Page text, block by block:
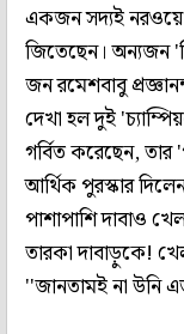
একজন সদ্যই নরওয়ে
জিতেছেন। অন্যজন
জন রমেশবাবু
দেখা হল দুই
গর্বিত করেছেন, তার
আর্থিক পুরস্কার
পাশাপাশি দাবাও
তারকা দাবাড়ুকে!
''জানতামই না উনি